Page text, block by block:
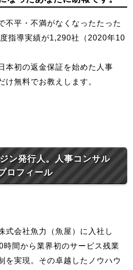
不平・不満がなくなったたった
指導実績が1,290社（2020年10
本初の返金保証を始めた人事
け無料でお教えします。
式会社魚力（魚屋）に入社し
間から業界初のサービス残業
を実現。その卓越したノウハウ